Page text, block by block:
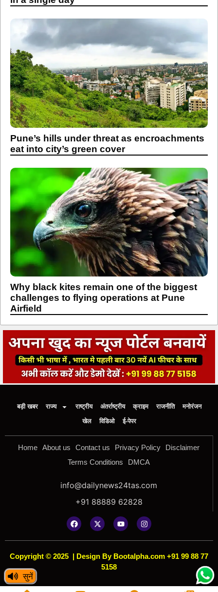
सुनें
Pune’s hills under threat as encroachments
eat into city’s green cover
Why black kites remain one of the biggest
challenges to flying operations at Pune
Airfield
बड़ी खबर राज्य राष्ट्रीय अंतर्राष्ट्रीय क्राइम राजनीति
मनोरंजन
खेल
विडिओ ई-पेपर
Home About us Contact us Privacy Policy
Disclaimer
Terms Conditions
DMCA
info@dailynews24tas.com
+91 88889 62828
Copyright © 2025 | Design By Bootalpha.com +91 99 88 77
5158